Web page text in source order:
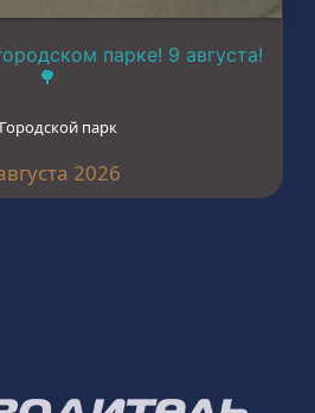
парке! 9 августа!
🌳
парк
2026